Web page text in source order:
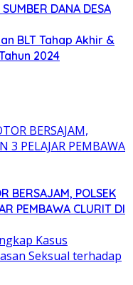
DANA DESA
BLT Tahap Akhir &
2024
BERSAJAM, POLSEK
PEMBAWA CLURIT DI